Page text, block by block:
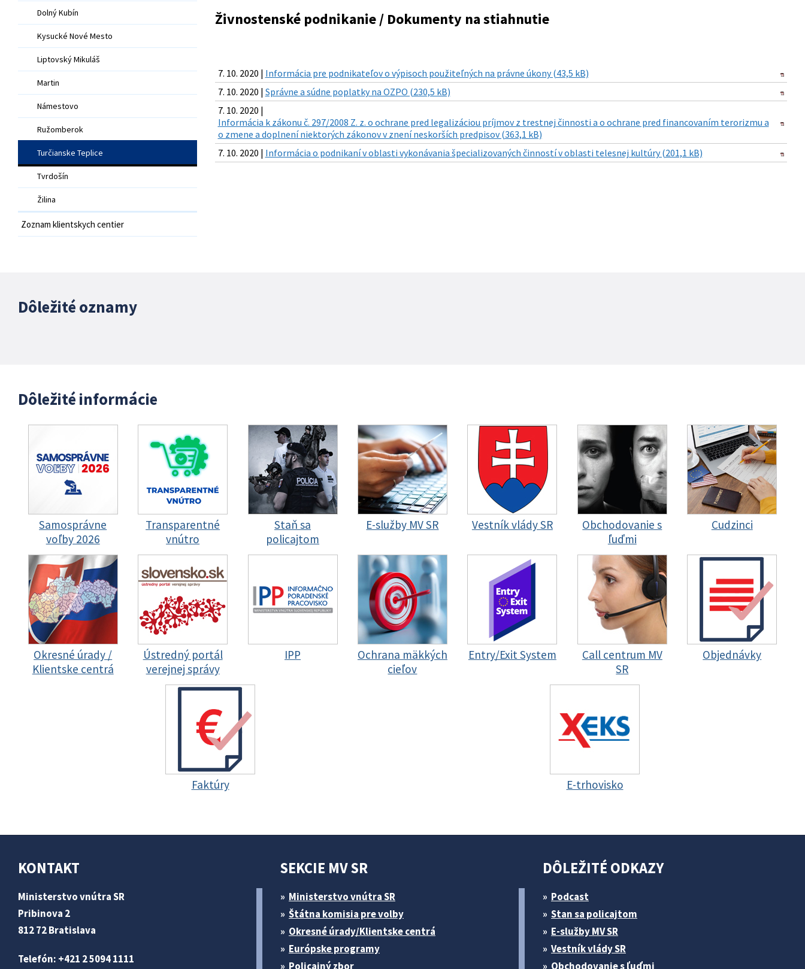
Dolný Kubín
Kysucké Nové Mesto
Liptovský Mikuláš
Martin
Námestovo
Ružomberok
Turčianske Teplice
Tvrdošín
Žilina
Zoznam klientskych centier
Živnostenské podnikanie / Dokumenty na stiahnutie
7. 10. 2020 | Informácia pre podnikateľov o výpisoch použiteľných na právne úkony (43,5 kB)
7. 10. 2020 | Správne a súdne poplatky na OZPO (230,5 kB)
7. 10. 2020 |
Informácia k zákonu č. 297/2008 Z. z. o ochrane pred legalizáciou príjmov z trestnej činnosti a o ochrane pred financovaním terorizmu a
o zmene a doplnení niektorých zákonov v znení neskorších predpisov (363,1 kB)
7. 10. 2020 | Informácia o podnikaní v oblasti vykonávania špecializovaných činností v oblasti telesnej kultúry (201,1 kB)
Dôležité oznamy
Dôležité informácie
Samosprávne
voľby 2026
Transparentné
vnútro
Staň sa
policajtom
E-služby MV SR Vestník vlády SR
Obchodovanie s
ľuďmi
Cudzinci
Okresné úrady /
Klientske centrá
Ústredný portál
verejnej správy
IPP
Ochrana mäkkých
cieľov
Entry/Exit System
Call centrum MV
SR
Objednávky
Faktúry E-trhovisko
KONTAKT
Ministerstvo vnútra SR
Pribinova 2
812 72 Bratislava
Telefón: +421 2 5094 1111
SEKCIE MV SR
Ministerstvo vnútra SR
Štátna komisia pre volby
Okresné úrady/Klientske centrá
Európske programy
Policajný zbor
DÔLEŽITÉ ODKAZY
Podcast
Stan sa policajtom
E-služby MV SR
Vestník vlády SR
Obchodovanie s ľuďmi